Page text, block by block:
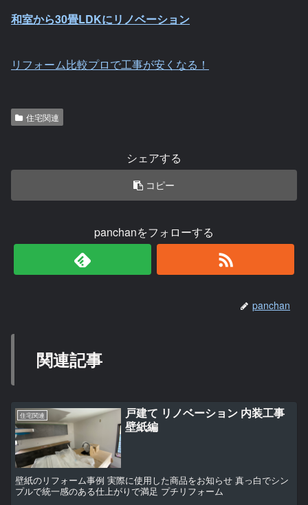
和室から30畳LDKにリノベーション
リフォーム比較プロで工事が安くなる！
住宅関連
シェアする
コピー
panchanをフォローする
panchan
関連記事
住宅関連
戸建て リノベーション 内装工事
壁紙編
壁紙のリフォーム事例 実際に使用した商品をお知らせ 真っ白でシン
プルで統一感のある仕上がりで満足 プチリフォーム